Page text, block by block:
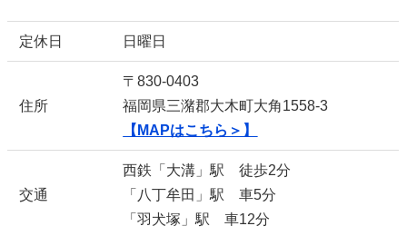
定休日 日曜日
住所
〒830-0403
福岡県三潴郡大木町大角1558-3
【MAPはこちら＞】
交通
西鉄「大溝」駅 徒歩2分
「八丁牟田」駅 車5分
「羽犬塚」駅 車12分